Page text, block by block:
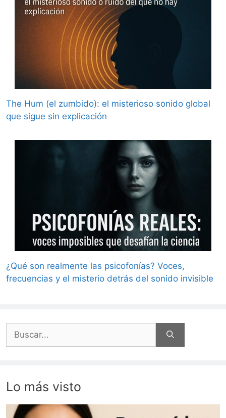
The Hum (el zumbido): el misterioso sonido global
que sigue sin explicación
¿Qué son realmente las psicofonías? Voces,
frecuencias y el misterio detrás del sonido invisible
Buscar:
Lo más visto